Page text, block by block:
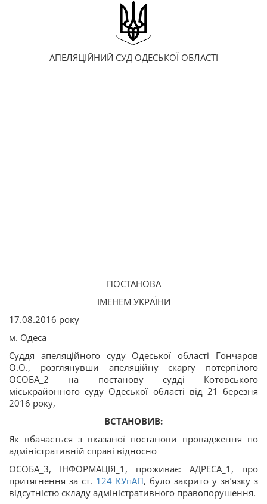
АПЕЛЯЦІЙНИЙ СУД ОДЕСЬКОЇ ОБЛАСТІ
ПОСТАНОВА
ІМЕНЕМ УКРАЇНИ
17.08.2016 року
м. Одеса
Суддя апеляційного суду Одеської області Гончаров
О.О., розглянувши апеляційну скаргу потерпілого
ОСОБА_2 на постанову судді Котовського
міськрайонного суду Одеської області від 21 березня
2016 року,
ВСТАНОВИВ:
Як вбачається з вказаної постанови провадження по
адміністративній справі відносно
ОСОБА_3, ІНФОРМАЦІЯ_1, проживає: АДРЕСА_1, про
притягнення за ст. 124 КУпАП, було закрито у зв’язку з
відсутністю складу адміністративного правопорушення.